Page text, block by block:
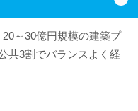
～30億円規模の建築プ
共3割でバランスよく経